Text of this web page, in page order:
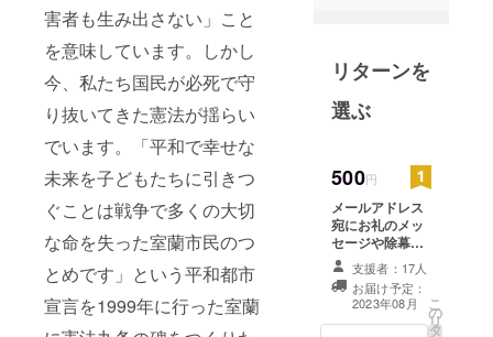
害者も生み出さない」こと
を意味しています。しかし
今、私たち国民が必死で守
り抜いてきた憲法が揺らい
でいます。「平和で幸せな
未来を子どもたちに引きつ
ぐことは戦争で多くの大切
な命を失った室蘭市民のつ
とめです」という平和都市
宣言を1999年に行った室蘭
3日の9条の
碑建立に向
けて2021年7
リターンを
選ぶ
500円
メールアドレス
宛にお礼のメッ
セージや除幕式
のご案内をお送
りします。 ・日
程 (2023年8月
頃) ※支援時、必
ず備考欄にお名
支援者：17人
お届け予定：
2023年08月
こ
の
リ
タ